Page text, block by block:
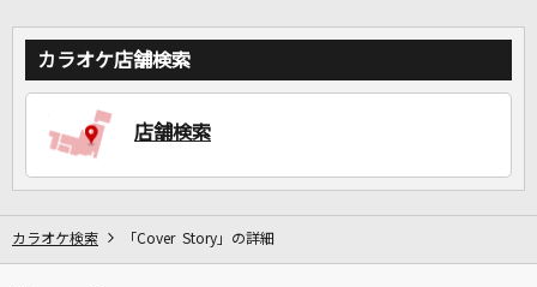
カラオケ店舗検索
店舗検索
カラオケ検索 「Cover Story」の詳細